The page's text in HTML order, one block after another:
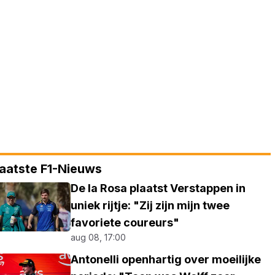
F1-Nieuws
De la Rosa plaatst Verstappen in
uniek rijtje: "Zij zijn mijn twee
favoriete coureurs"
aug 08, 17:00
Antonelli openhartig over moeilijke